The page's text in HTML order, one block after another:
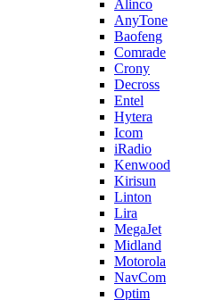
Alinco
AnyTone
Baofeng
Comrade
Crony
Decross
Entel
Hytera
Icom
iRadio
Kenwood
Kirisun
Linton
Lira
MegaJet
Midland
Motorola
NavCom
Optim